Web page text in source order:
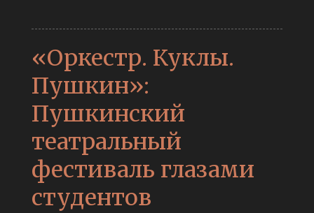
«Оркестр. Куклы.
Пушкин»:
Пушкинский
театральный
фестиваль глазами
студентов